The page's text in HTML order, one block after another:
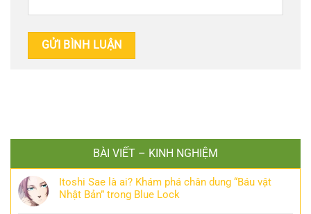
BÀI VIẾT – KINH NGHIỆM
Itoshi Sae là ai? Khám phá chân dung “Báu vật
Nhật Bản” trong Blue Lock